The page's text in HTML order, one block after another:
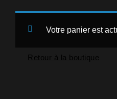
Votre panier est
Retour à la boutique